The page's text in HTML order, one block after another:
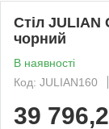
Стіл JULIAN
чорний
В наявності
Код: JULIAN160
39